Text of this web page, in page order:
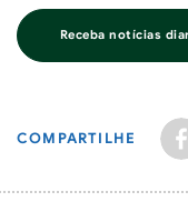
Receba notícias
COMPARTILHE